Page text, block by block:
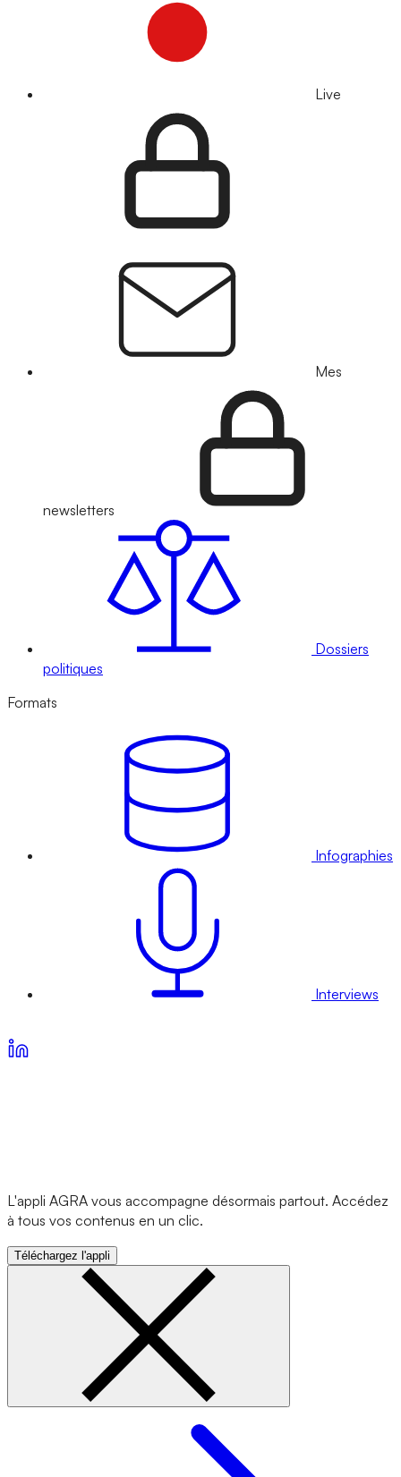
Live
Mes
newsletters
Dossiers
politiques
Formats
Infographies
Interviews
L'appli AGRA vous accompagne désormais partout. Accédez
à tous vos contenus en un clic.
Téléchargez l'appli